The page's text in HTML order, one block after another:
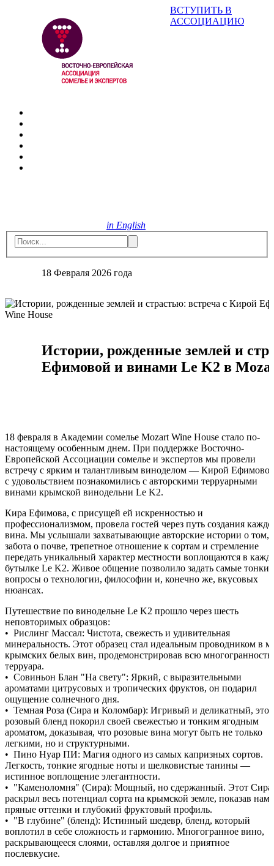
in English
ВСТУПИТЬ В
АССОЦИАЦИЮ
18 Февраля 2026 года
Истории, рожденные землей и
Ефимовой и винами Le K2 в
18 февраля в Академии сомелье Mozart Wine House стало по-
настоящему особенным днем. При поддержке Восточно-
Европейской Ассоциации сомелье и экспертов мы провели
встречу с ярким и талантливым виноделом — Кирой
с удовольствием познакомились с авторскими терруарными
винами крымской винодельни Le K2.
Кира Ефимова, с присущей ей искренностью и
профессионализмом, провела гостей через путь создания
вина. Мы услышали захватывающие авторские истории о том,
забота о почве, трепетное отношение к сортам и стремление
передать уникальный характер местности воплощаются в
бутылке Le K2. Живое общение позволило задать самые тонкие
вопросы о технологии, философии и, конечно же, вкусовых
нюансах.
Путешествие по винодельне Le K2 прошло через шесть
неповторимых образцов:
• Рислинг Массал: Чистота, свежесть и удивительная
минеральность. Этот образец стал идеальным проводником в
крымских белых вин, продемонстрировав всю многогранность
терруара.
• Совиньон Блан "На свету": Яркий, с выразительными
ароматами цитрусовых и тропических фруктов, он подарил
ощущение солнечного дня.
• Темная Роза (Сира и Коломбар): Игривый и деликатный, этот
розовый бленд покорил своей свежестью и тонким ягодным
ароматом, доказывая, что розовые вина могут быть не только
легкими, но и структурными.
• Пино Нуар ПИ: Магия одного из самых капризных сортов.
Легкость, тонкие ягодные ноты и шелковистые танины —
истинное воплощение элегантности.
• "Каменоломня" (Сира): Мощный, но сдержанный. Этот Сира
раскрыл весь потенциал сорта на крымской земле, показав нам
пряные оттенки и глубокий фруктовый профиль.
• "В глубине" (бленд): Истинный шедевр, бленд, который
воплотил в себе сложность и гармонию. Многогранное вино,
раскрывающееся слоями, оставляя долгое и приятное
послевкусие.